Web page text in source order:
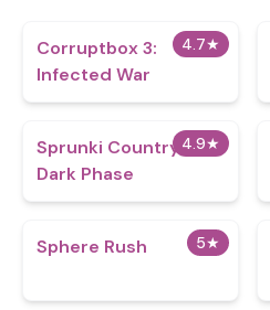
4.7★
Corruptbox 3:
Infected War
4.9★
Sprunki CountryBox
Dark Phase
5★
Sphere Rush